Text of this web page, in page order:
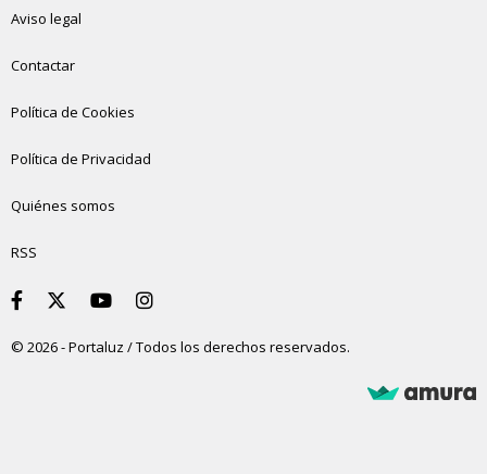
Aviso legal
Contactar
Política de Cookies
Política de Privacidad
Quiénes somos
RSS
© 2026 - Portaluz / Todos los derechos reservados.